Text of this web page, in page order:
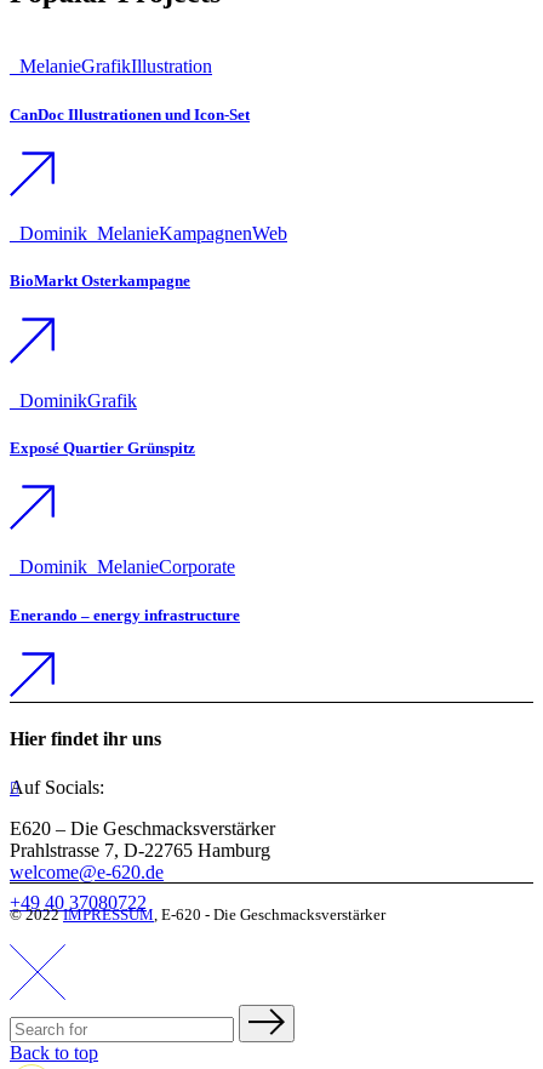
_MelanieGrafikIllustration
CanDoc Illustrationen und Icon-Set
_Dominik _MelanieKampagnenWeb
BioMarkt Osterkampagne
_DominikGrafik
Exposé Quartier Grünspitz
_Dominik _MelanieCorporate
Enerando – energy infrastructure
Hier findet ihr uns
Auf Socials:
E620 – Die Geschmacksverstärker
Prahlstrasse 7, D-22765 Hamburg
welcome@e-620.de
+49 40 37080722
© 2022IMPRESSUM , E-620 - Die Geschmacksverstärker
Back to top